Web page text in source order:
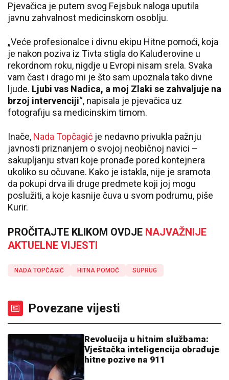
Pjevačica je putem svog Fejsbuk naloga uputila
javnu zahvalnost medicinskom osoblju.
„Veće profesionalce i divnu ekipu Hitne pomoći, koja
je nakon poziva iz Tivta stigla do Kaluđerovine u
rekordnom roku, nigdje u Evropi nisam srela. Svaka
vam čast i drago mi je što sam upoznala tako divne
ljude. Ljubi vas Nadica, a moj Zlaki se zahvaljuje na
brzoj intervenciji“, napisala je pjevačica uz
fotografiju sa medicinskim timom.
Inače, Nada Topčagić je nedavno privukla pažnju
javnosti priznanjem o svojoj neobičnoj navici –
sakupljanju stvari koje pronađe pored kontejnera
ukoliko su očuvane. Kako je istakla, nije je sramota
da pokupi drva ili druge predmete koji joj mogu
poslužiti, a koje kasnije čuva u svom podrumu, piše
Kurir.
PROČITAJTE KLIKOM OVDJE NAJVAŽNIJE
AKTUELNE VIJESTI
NADA TOPČAGIĆ HITNA POMOĆ SUPRUG
Povezane vijesti
Revolucija u hitnim službama:
Vještačka inteligencija obrađuje
hitne pozive na 911